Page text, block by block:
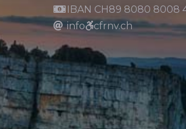
IBAN CH89 8080 8008
info
cfrnv.ch